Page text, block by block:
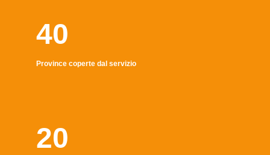
40
Province coperte dal servizio
20